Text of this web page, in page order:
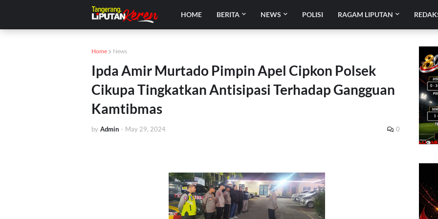
HOME BERITA NEWS POLISI RAGAM LIPUTAN
Home News
Ipda Amir Murtado Pimpin Apel Cipkon Polsek
Cikupa Tingkatkan Antisipasi Terhadap Gangguan
Kamtibmas
by Admin - May 29, 2024 0